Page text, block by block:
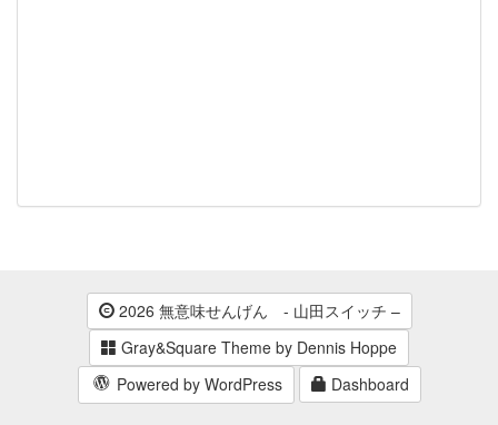
2026 無意味せんげん - 山田スイッチ –
Gray&Square Theme by Dennis Hoppe
Powered by WordPress
Dashboard